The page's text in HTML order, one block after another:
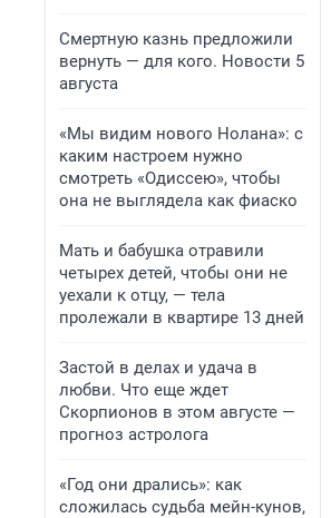
Смертную казнь предложили
вернуть — для кого. Новости 5
августа
«Мы видим нового Нолана»: с
каким настроем нужно
смотреть «Одиссею», чтобы
она не выглядела как фиаско
Мать и бабушка отравили
четырех детей, чтобы они не
уехали к отцу, — тела
пролежали в квартире 13 дней
Застой в делах и удача в
любви. Что еще ждет
Скорпионов в этом августе —
прогноз астролога
«Год они дрались»: как
сложилась судьба мейн-кунов,